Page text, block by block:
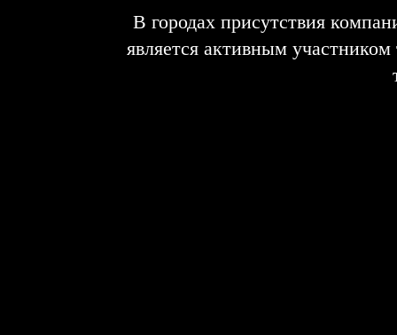
В городах присутствия
является активным